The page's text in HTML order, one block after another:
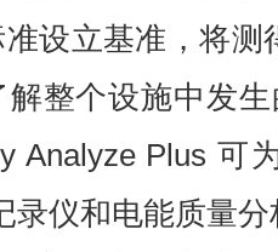
设立基准，将测
解整个设施中发
Analyze Plus 可
录仪和电能质量